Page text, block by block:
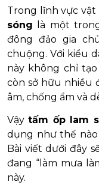
Trong lĩnh vực vật
sóng là một
đông đảo gia
chuộng. Với kiểu
này không chỉ
còn sở hữu nhiều
âm, chống ẩm và
Vậytấm ốp lam
dụng như thế
Bài viết dưới đây
đang “làm mưa
này.